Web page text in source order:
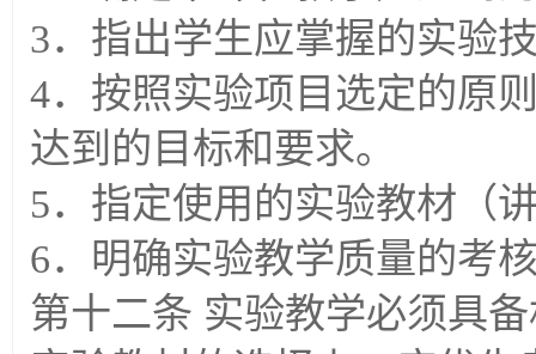
3．指出学生应掌握的实验
4．按照实验项目选定的原
达到的目标和要求。
5．指定使用的实验教材（
6．明确实验教学质量的考
第十二条 实验教学必须具